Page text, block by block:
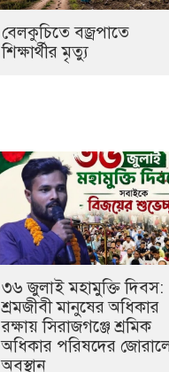
বেলকুচিতে বজ্রপাতে
শিক্ষার্থীর মৃত্যু
৩৬ জুলাই মহামুক্তি দিবস:
শ্রমজীবী মানুষের অধিকার
রক্ষায় সিরাজগঞ্জে শ্রমিক
অধিকার পরিষদের
অবস্থান